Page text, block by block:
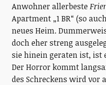
Anwohner allerbeste
Apartment „1 BR“ (so
neues Heim.
doch eher streng
sie hinein geraten ist, ist
Der Horror kommt
des Schreckens wird vor